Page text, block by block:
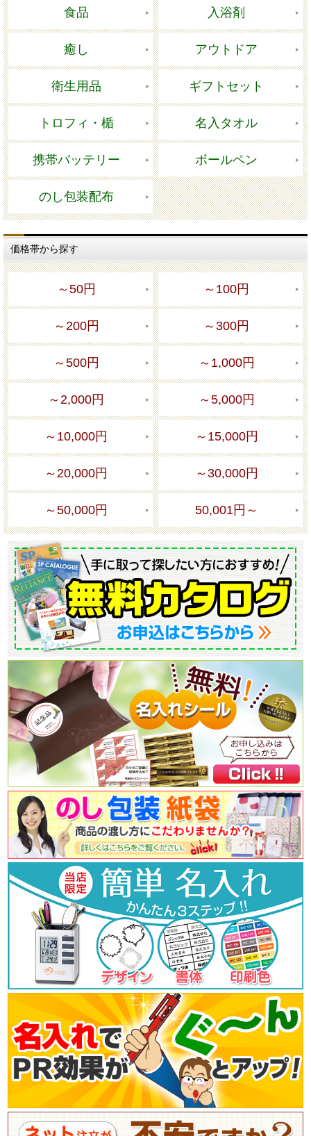
食品 入浴剤
癒し アウトドア
衛生用品 ギフトセット
トロフィ・楯 名入タオル
携帯バッテリー ボールペン
のし包装配布
価格帯から探す
～50円 ～100円
～200円 ～300円
～500円 ～1,000円
～2,000円 ～5,000円
～10,000円 ～15,000円
～20,000円 ～30,000円
～50,000円 50,001円～